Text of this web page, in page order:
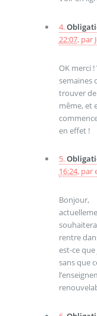
4.
22:07, par
OK merci
semaines
trouver de
même, et
en effet !
5.
16:24, par
Bonjour,
rentre
est-ce
sans que